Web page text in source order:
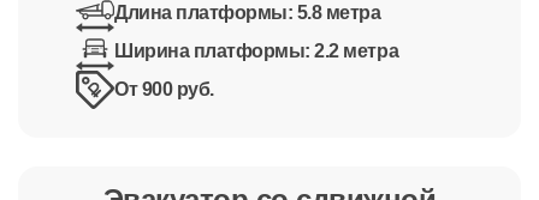
Длина платформы: 5.8 метра
Ширина платформы:2.2 метра
От 900 руб.